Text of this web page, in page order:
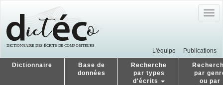
L'équipe Publications
Dictionnaire
Base de
données
Recherche
par types
d'écrits
par
ou par